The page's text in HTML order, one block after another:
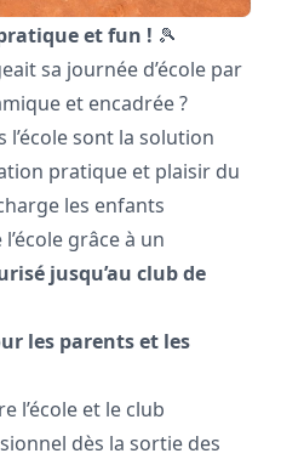
et fun ! 🎾
sa journée d’école par
et encadrée ?
sont la solution
pratique et plaisir du
les enfants
grâce à un
jusqu’au club de
les parents et les
l’école et le club
dès la sortie des